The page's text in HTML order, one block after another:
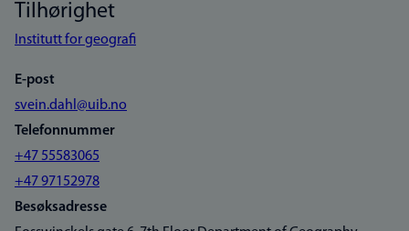
Tilhørighet
Institutt for geografi
E-post
svein.dahl@uib.no
Telefonnummer
+47 55583065
+47 97152978
Besøksadresse